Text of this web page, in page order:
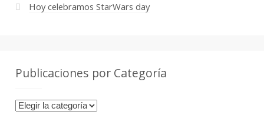
Hoy celebramos StarWars day
Publicaciones por Categoría
Publicaciones